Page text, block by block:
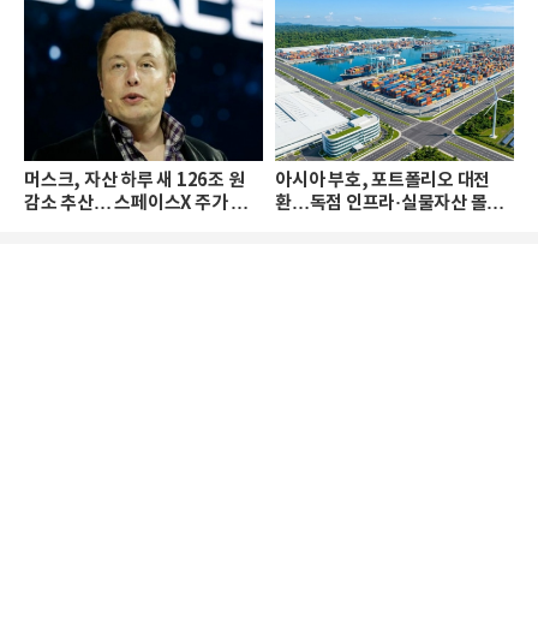
머스크, 자산 하루 새 126조 원
감소 추산… 스페이스X 주가 하
아시아 부호, 포트폴리오 대전
환…독점 인프라·실물자산 몰린